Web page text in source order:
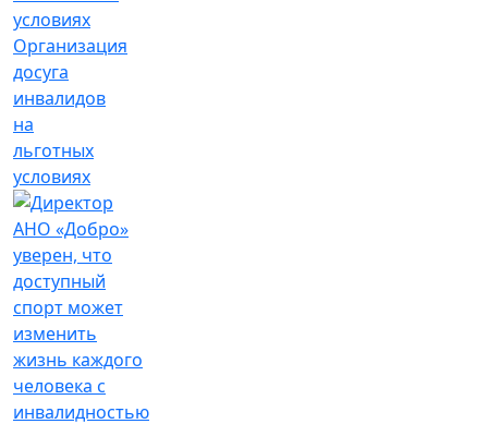
Организация
досуга
инвалидов
на
льготных
условиях